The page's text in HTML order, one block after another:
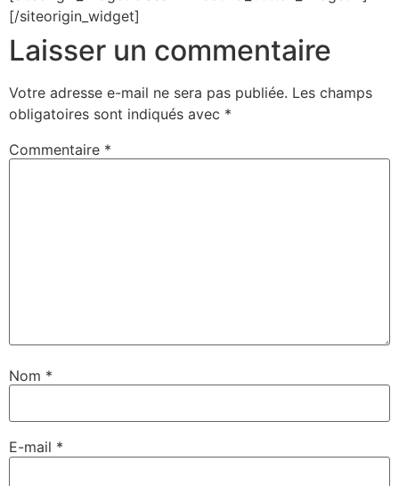
[/siteorigin_widget]
Laisser un commentaire
Votre adresse e-mail ne sera pas publiée. Les champs
obligatoires sont indiqués avec *
Commentaire *
Nom *
E-mail *